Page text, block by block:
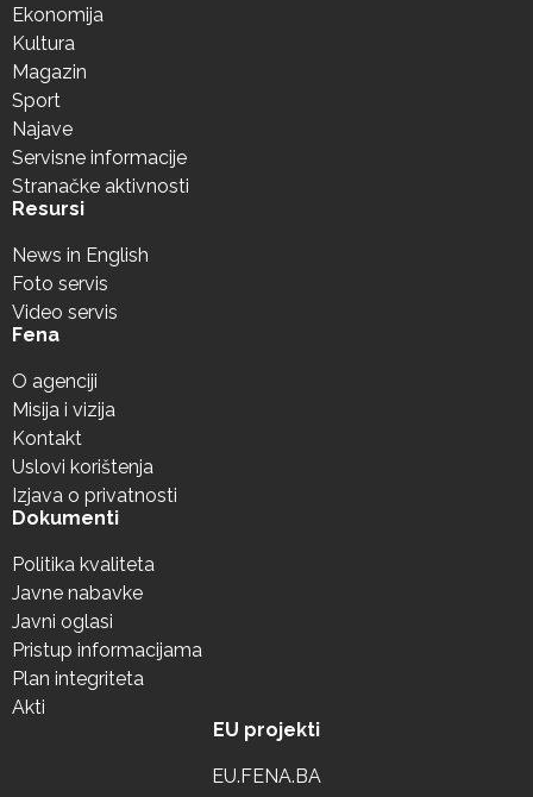
Ekonomija
Kultura
Magazin
Sport
Najave
Servisne informacije
Stranačke aktivnosti
Resursi
News in English
Foto servis
Video servis
Fena
O agenciji
Misija i vizija
Kontakt
Uslovi korištenja
Izjava o privatnosti
Dokumenti
Politika kvaliteta
Javne nabavke
Javni oglasi
Pristup informacijama
Plan integriteta
Akti
EU projekti
EU.FENA.BA